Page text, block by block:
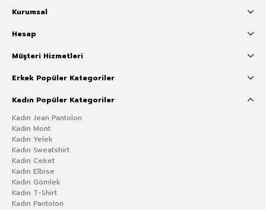
Kurumsal
Hesap
Müşteri Hizmetleri
Erkek Popüler Kategoriler
Kadın Popüler Kategoriler
Kadın Jean Pantolon
Kadın Mont
Kadın Yelek
Kadın Sweatshirt
Kadın Ceket
Kadın Elbise
Kadın Gömlek
Kadın T-Shirt
Kadın Pantolon